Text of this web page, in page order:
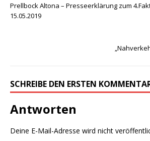
Prellbock Altona – Presseerklärung zum
15.05.2019
SCHREIBE DEN ERSTEN
Antworten
Deine E-Mail-Adresse wird nicht